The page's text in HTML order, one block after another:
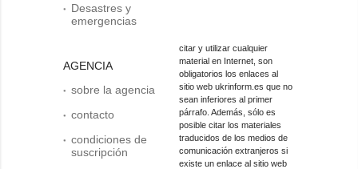
Desastres y
emergencias
AGENCIA
sobre la agencia
contacto
condiciones de
suscripción
citar y utilizar cualquier
material en Internet, son
obligatorios los enlaces al
sitio web ukrinform.es que no
sean inferiores al primer
párrafo. Además, sólo es
posible citar los materiales
traducidos de los medios de
comunicación extranjeros si
existe un enlace al sitio web